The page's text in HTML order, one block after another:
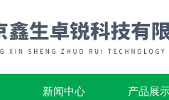
新闻中心 产品展